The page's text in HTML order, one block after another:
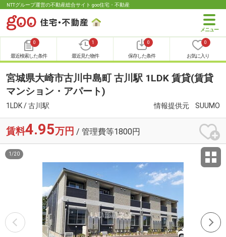
NTTグループ運営の不動産総合サイト goo住宅・不動産
0
最近検索した条件
1
最近見た物件
0
保存した条件
0
お気に入り
宮城県大崎市古川中島町 古川駅 1LDK 賃貸(賃貸
マンション・アパート)
1LDK / 古川駅 情報提供元 SUUMO
賃料4.95万円 / 管理費等1800円
1 /20